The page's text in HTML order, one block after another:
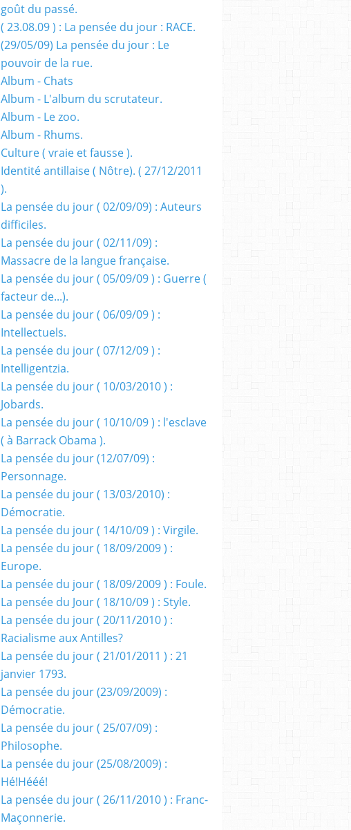
goût du passé.
( 23.08.09 ) : La pensée du jour : RACE.
(29/05/09) La pensée du jour : Le
pouvoir de la rue.
Album - Chats
Album - L'album du scrutateur.
Album - Le zoo.
Album - Rhums.
Culture ( vraie et fausse ).
Identité antillaise ( Nôtre). ( 27/12/2011
).
La pensée du jour ( 02/09/09) : Auteurs
difficiles.
La pensée du jour ( 02/11/09) :
Massacre de la langue française.
La pensée du jour ( 05/09/09 ) : Guerre (
facteur de...).
La pensée du jour ( 06/09/09 ) :
Intellectuels.
La pensée du jour ( 07/12/09 ) :
Intelligentzia.
La pensée du jour ( 10/03/2010 ) :
Jobards.
La pensée du jour ( 10/10/09 ) : l'esclave
( à Barrack Obama ).
La pensée du jour (12/07/09) :
Personnage.
La pensée du jour ( 13/03/2010) :
Démocratie.
La pensée du jour ( 14/10/09 ) : Virgile.
La pensée du jour ( 18/09/2009 ) :
Europe.
La pensée du jour ( 18/09/2009 ) : Foule.
La pensée du Jour ( 18/10/09 ) : Style.
La pensée du jour ( 20/11/2010 ) :
Racialisme aux Antilles?
La pensée du jour ( 21/01/2011 ) : 21
janvier 1793.
La pensée du jour (23/09/2009) :
Démocratie.
La pensée du jour ( 25/07/09) :
Philosophe.
La pensée du jour (25/08/2009) :
Hé!Hééé!
La pensée du jour ( 26/11/2010 ) : Franc-
Maçonnerie.